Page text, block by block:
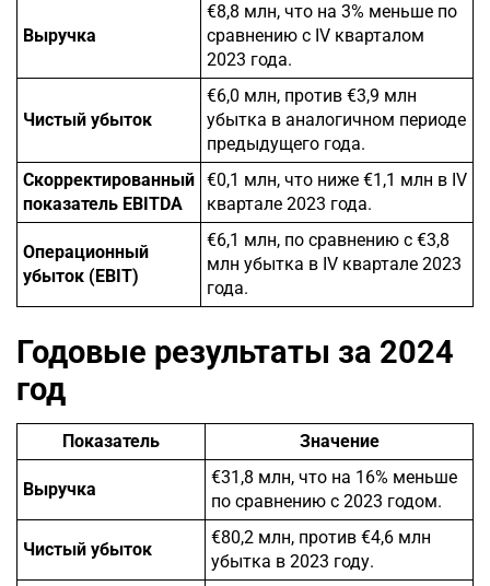
Выручка
€8,8 млн, что на 3% меньше по
сравнению с IV кварталом
2023 года.
Чистый убыток
€6,0 млн, против €3,9 млн
убытка в аналогичном периоде
предыдущего года.
Скорректированный
показатель EBITDA
€0,1 млн, что ниже €1,1 млн в IV
квартале 2023 года.
Операционный
убыток (EBIT)
€6,1 млн, по сравнению с €3,8
млн убытка в IV квартале 2023
года.
Годовые результаты за 2024
год
Показатель Значение
Выручка
€31,8 млн, что на 16% меньше
по сравнению с 2023 годом.
Чистый убыток
€80,2 млн, против €4,6 млн
убытка в 2023 году.